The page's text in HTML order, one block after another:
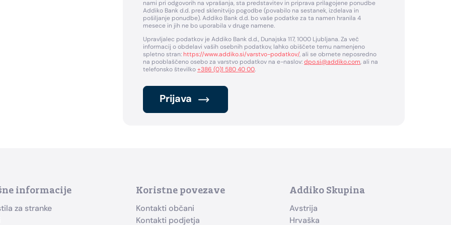
nami pri odgovorih na vprašanja, sta predstavitev in priprava prilagojene ponudbe
Addiko Bank d.d. pred sklenitvijo pogodbe (povabilo na sestanek, izdelava in
pošiljanje ponudbe). Addiko Bank d.d. bo vaše podatke za ta namen hranila 4
mesece in jih ne bo uporabila v druge namene.
Upravljalec podatkov je Addiko Bank d.d., Dunajska 117, 1000 Ljubljana. Za več
informacij o obdelavi vaših osebnih podatkov, lahko obiščete temu namenjeno
spletno stran:https://www.addiko.si/varstvo-podatkov/, ali se obrnete neposredno
na pooblaščeno osebo za varstvo podatkov na e-naslov:dpo.si@addiko.com, ali na
telefonsko številko+386 (0)1 580 40 00.
Prijava
informacije
za stranke
Koristne povezave
Kontakti občani
Kontakti podjetja
Addiko Skupina
Avstrija
Hrvaška